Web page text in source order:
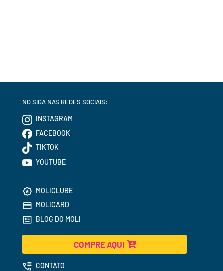
NO SIGA NAS REDES SOCIAIS:
INSTAGRAM
FACEBOOK
TIKTOK
YOUTUBE
MOLICLUBE
MOLICARD
BLOG DO MOLI
COMPRE AQUI
CONTATO